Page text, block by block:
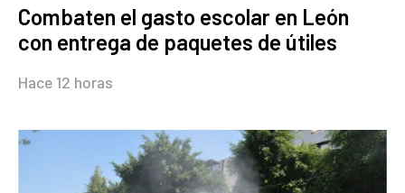
Combaten el gasto escolar en León
con entrega de paquetes de útiles
Hace 12 horas